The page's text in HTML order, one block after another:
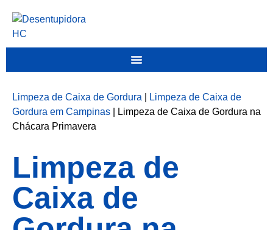
Limpeza de Caixa de Gordura
Limpeza de Caixa de
Gordura em Campinas
Limpeza de Caixa de Gordura na
Chácara Primavera
Limpeza de
Caixa de